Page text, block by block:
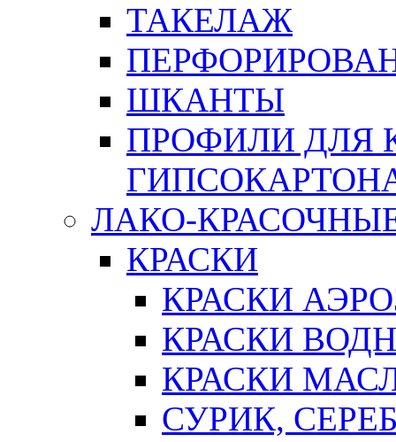
ТАКЕЛАЖ
ШКАНТЫ
ПРОФИЛИ ДЛЯ
ЛАКО-
КРАСКИ
КРАСКИ
КРАСКИ
КРАСКИ
СУРИК,